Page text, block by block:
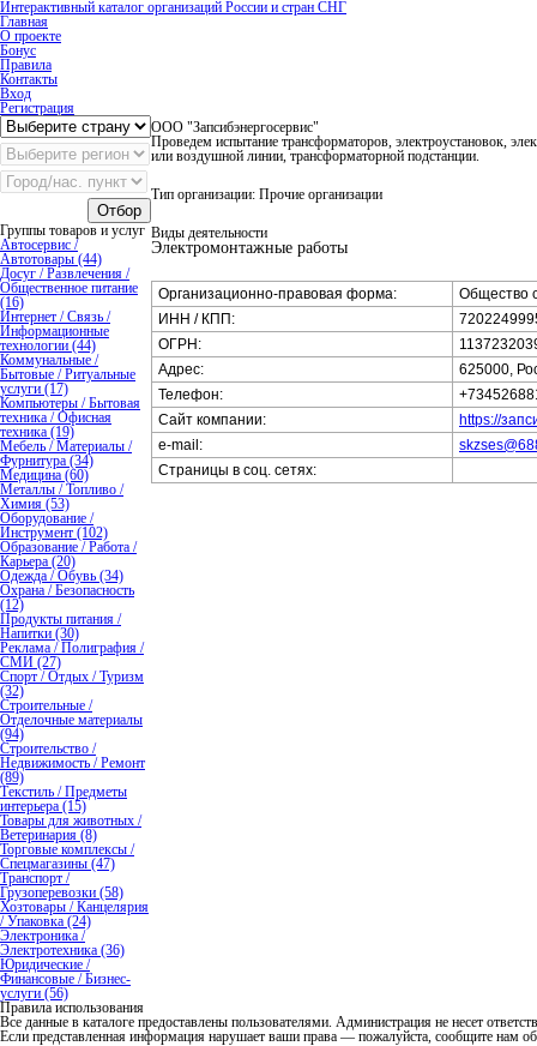
Интерактивный каталог организаций России и стран СНГ
Главная
О проекте
Бонус
Правила
Контакты
Вход
Регистрация
Отбор
Группы товаров и услуг
Автосервис /
Автотовары (44)
Досуг / Развлечения /
Общественное питание
(16)
Интернет / Связь /
Информационные
технологии (44)
Коммунальные /
Бытовые / Ритуальные
услуги (17)
Компьютеры / Бытовая
техника / Офисная
техника (19)
Мебель / Материалы /
Фурнитура (34)
Медицина (60)
Металлы / Топливо /
Химия (53)
Оборудование /
Инструмент (102)
Образование / Работа /
Карьера (20)
Одежда / Обувь (34)
Охрана / Безопасность
(12)
Продукты питания /
Напитки (30)
Реклама / Полиграфия /
СМИ (27)
Спорт / Отдых / Туризм
(32)
Строительные /
Отделочные материалы
(94)
Строительство /
Недвижимость / Ремонт
(89)
Текстиль / Предметы
интерьера (15)
Товары для животных /
Ветеринария (8)
Торговые комплексы /
Спецмагазины (47)
Транспорт /
Грузоперевозки (58)
Хозтовары / Канцелярия
/ Упаковка (24)
Электроника /
Электротехника (36)
Юридические /
Финансовые / Бизнес-
услуги (56)
ООО "Запсибэнергосервис"
Проведем испытание трансформаторов, электроустановок,
или воздушной линии, трансформаторной подстанции.
Тип организации: Прочие организации
Виды деятельности
Электромонтажные работы
Организационно-правовая форма:
Общество
ИНН / КПП:
ОГРН:
Адрес:
625000,
Телефон:
Сайт компании:
https://
e-mail:
Страницы в соц. сетях:
Правила использования
Все данные в каталоге предоставлены пользователями. Администрация не несет
Если представленная информация нарушает ваши права — пожалуйста, сообщите нам